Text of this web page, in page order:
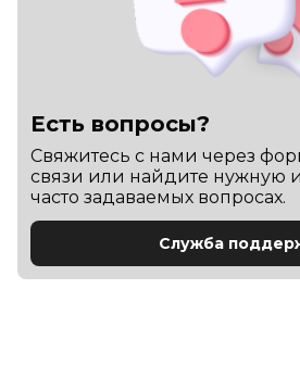
Есть вопросы?
Cвяжитесь с нами через
связи или найдите нужную
часто задаваемых вопросах.
Служба